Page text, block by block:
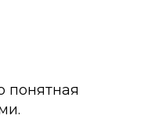
понятная